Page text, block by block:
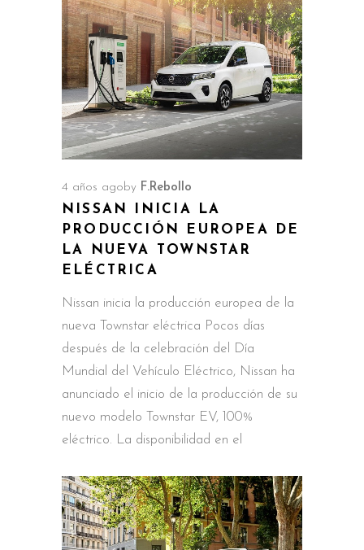
4 años agoby F.Rebollo
NISSAN INICIA LA
PRODUCCIÓN EUROPEA DE
LA NUEVA TOWNSTAR
ELÉCTRICA
Nissan inicia la producción europea de la
nueva Townstar eléctrica Pocos días
después de la celebración del Día
Mundial del Vehículo Eléctrico, Nissan ha
anunciado el inicio de la producción de su
nuevo modelo Townstar EV, 100%
eléctrico. La disponibilidad en el